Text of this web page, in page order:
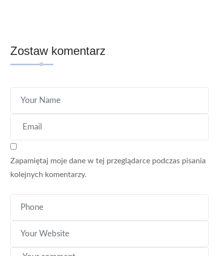
Zostaw komentarz
Zapamiętaj moje dane w tej przeglądarce podczas pisania
kolejnych komentarzy.